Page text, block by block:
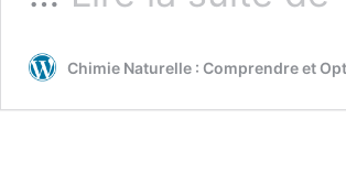
Chimie Naturelle : Comprendre et